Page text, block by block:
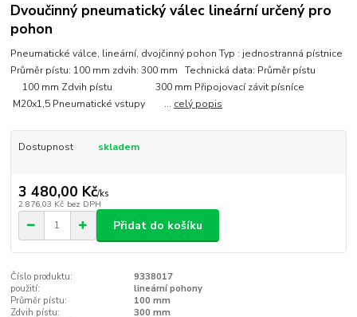
Dvoučinný pneumatický válec lineární určený pro
pohon
Pneumatické válce, lineární, dvojčinný pohon Typ : jednostranná pístnice
Průměr pístu: 100 mm zdvih: 300 mm Technická data: Průměr pístu
100 mm Zdvih pístu 300 mm Připojovací závit písníce
M20x1,5 Pneumatické vstupy ... celý popis
Dostupnost skladem
3 480,00 Kč/ks
2 876,03 Kč bez DPH
Přidat do košíku
Číslo produktu:
9338017
použití:
lineární pohony
Průměr pístu:
100 mm
Zdvih pístu:
300 mm